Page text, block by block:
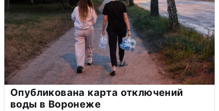
Опубликована карта отключений
воды в Воронеже